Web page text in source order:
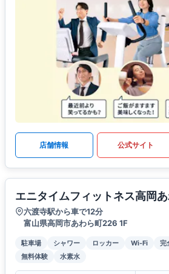
店舗情報 公式サイト
エニタイムフィットネス高岡
六渡寺駅から車で12分
富山県高岡市あわら町226 1F
駐車場 シャワー ロッカー Wi-Fi 完
無料体験
水素水